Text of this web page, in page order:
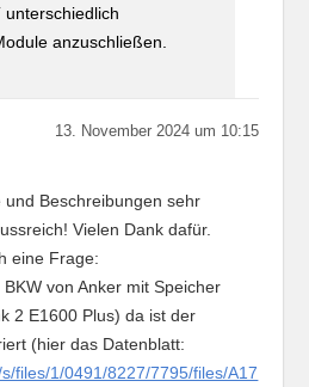
unterschiedlich
anzuschließen.
13. November 2024 um 10:15
Beschreibungen sehr
Vielen Dank dafür.
eine Frage:
von Anker mit Speicher
2 E1600 Plus) da ist der
(hier das Datenblatt:
files/1/0491/8227/7795/files/A17